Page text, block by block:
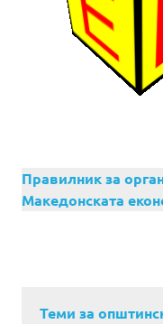
Правилник за
Македонската
Теми за